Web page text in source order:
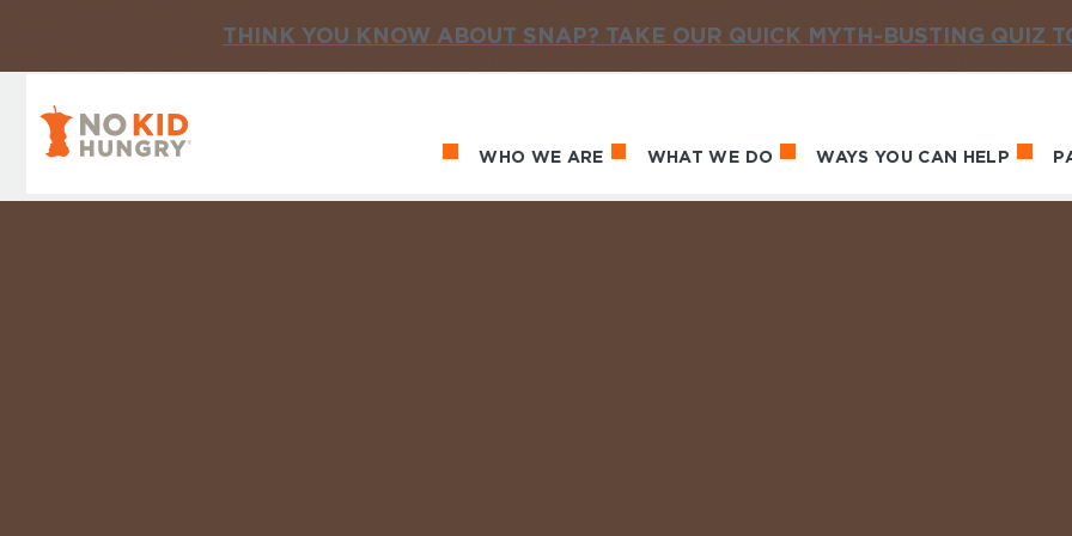
THINK YOU KNOW ABOUT SNAP? TAKE OUR QUICK MYTH-BUSTING QUIZ
Main navigation
WHO WE ARE WHAT WE DO WAYS YOU CAN HELP